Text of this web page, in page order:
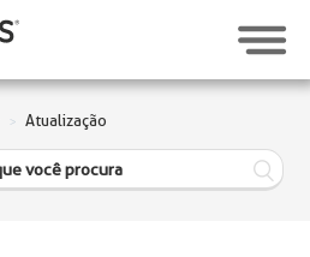
Atualização